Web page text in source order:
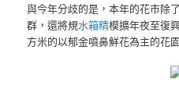
與今年分歧的是，本年的花市除
群，還將規水箱精模擴年夜至復
方米的以郁金噴鼻鮮花為主的花